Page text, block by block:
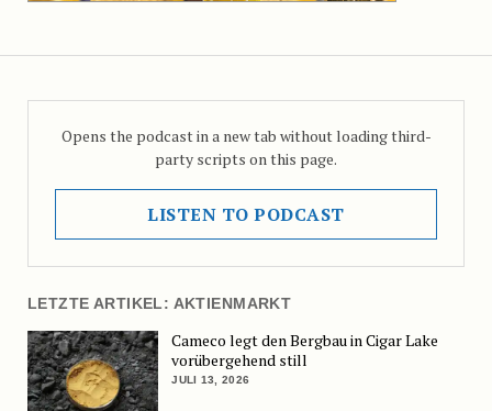
Opens the podcast in a new tab without loading third-
party scripts on this page.
LISTEN TO PODCAST
LETZTE ARTIKEL: AKTIENMARKT
Cameco legt den Bergbau in Cigar Lake
vorübergehend still
JULI 13, 2026